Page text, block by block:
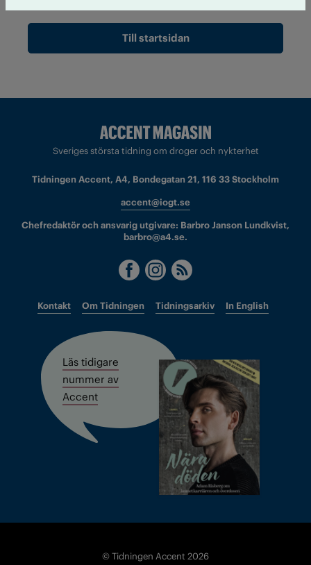
Till startsidan
Sveriges största tidning om droger och nykterhet
Tidningen Accent, A4, Bondegatan 21, 116 33 Stockholm
accent@iogt.se
Chefredaktör och ansvarig utgivare: Barbro Janson Lundkvist,
barbro@a4.se.
Kontakt Om Tidningen Tidningsarkiv In English
Läs tidigare
nummer av
Accent
© Tidningen Accent 2026